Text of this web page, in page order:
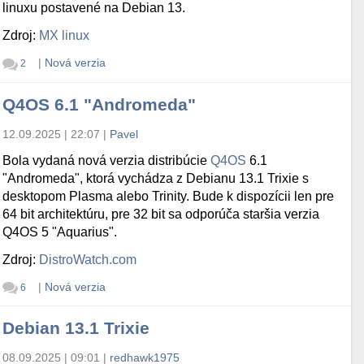
linuxu postavené na Debian 13.
Zdroj: MX linux
2 | Nová verzia
Q4OS 6.1 "Andromeda"
12.09.2025 | 22:07 | Pavel
Bola vydaná nová verzia distribúcieQ4OS 6.1
"Andromeda", ktorá vychádza z Debianu 13.1 Trixie s
desktopom Plasma alebo Trinity. Bude k dispozícii len pre
64 bit architektúru, pre 32 bit sa odporúča staršia verzia
Q4OS 5 "Aquarius".
Zdroj: DistroWatch.com
6 | Nová verzia
Debian 13.1 Trixie
08.09.2025 | 09:01 | redhawk1975